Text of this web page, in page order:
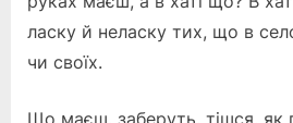
ласку й неласку тих, що в
чи своїх.
Що маєш, заберуть, тішся, як